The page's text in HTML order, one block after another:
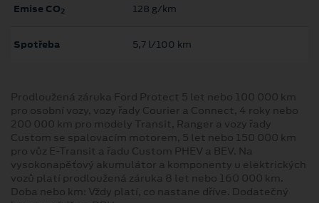
Emise CO2 128 g/km
Spotřeba 5,7 l/100 km
Prodloužená záruka Ford Protect 5 let nebo 100 000 km
pro osobní vozy, vozy řady Courier a Connect, 4 roky nebo
200 000 km pro modely Transit, Ranger a vozy řady
Custom se spalovacím motorem, 5 let nebo 150 000 km
pro vůz E-Transit a řadu Custom PHEV a BEV. Na
vysokonapěťový akumulátor a komponenty u elektrických
vozů platí prodloužená záruka 8 let nebo 160 000 km.
Doba nebo km: Vždy platí, co nastane dříve. Dodatečný